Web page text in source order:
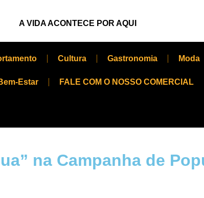
A VIDA ACONTECE POR AQUI
Cultura Gastronomia Moda
Estar FALE COM O NOSSO COMERCIAL
na Campanha de